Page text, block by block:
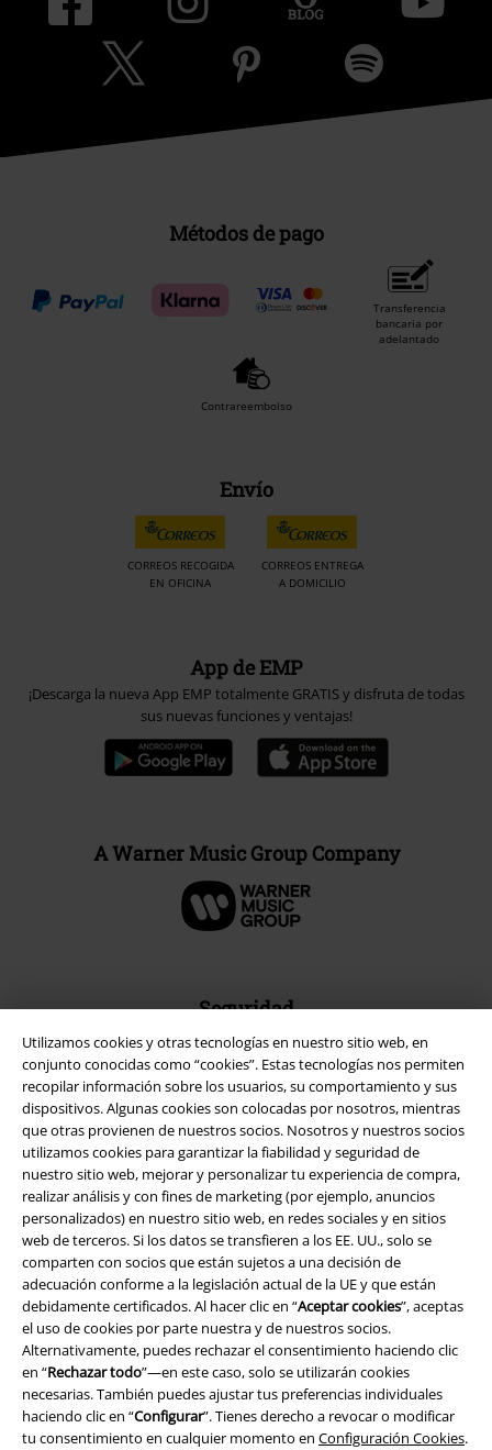
Utilizamos cookies y otras tecnologías en nuestro sitio web, en
conjunto conocidas como “cookies”. Estas tecnologías nos permiten
recopilar información sobre los usuarios, su comportamiento y sus
dispositivos. Algunas cookies son colocadas por nosotros, mientras
que otras provienen de nuestros socios. Nosotros y nuestros socios
utilizamos cookies para garantizar la fiabilidad y seguridad de
nuestro sitio web, mejorar y personalizar tu experiencia de compra,
realizar análisis y con fines de marketing (por ejemplo, anuncios
personalizados) en nuestro sitio web, en redes sociales y en sitios
web de terceros. Si los datos se transfieren a los EE. UU., solo se
comparten con socios que están sujetos a una decisión de
adecuación conforme a la legislación actual de la UE y que están
debidamente certificados. Al hacer clic en “Aceptar cookies”, aceptas
el uso de cookies por parte nuestra y de nuestros socios.
Alternativamente, puedes rechazar el consentimiento haciendo clic
en “Rechazar todo”—en este caso, solo se utilizarán cookies
necesarias. También puedes ajustar tus preferencias individuales
haciendo clic en “Configurar”. Tienes derecho a revocar o modificar
tu consentimiento en cualquier momento en Configuración Cookies.
Métodos de pago
Transferencia
bancaria por
adelantado
Contrareembolso
Envío
CORREOS RECOGIDA
EN OFICINA
CORREOS ENTREGA
A DOMICILIO
App de EMP
¡Descarga la nueva App EMP totalmente GRATIS y disfruta de todas
sus nuevas funciones y ventajas!
A Warner Music Group Company
Seguridad
Legal
Términos y Condiciones
Aviso Legal